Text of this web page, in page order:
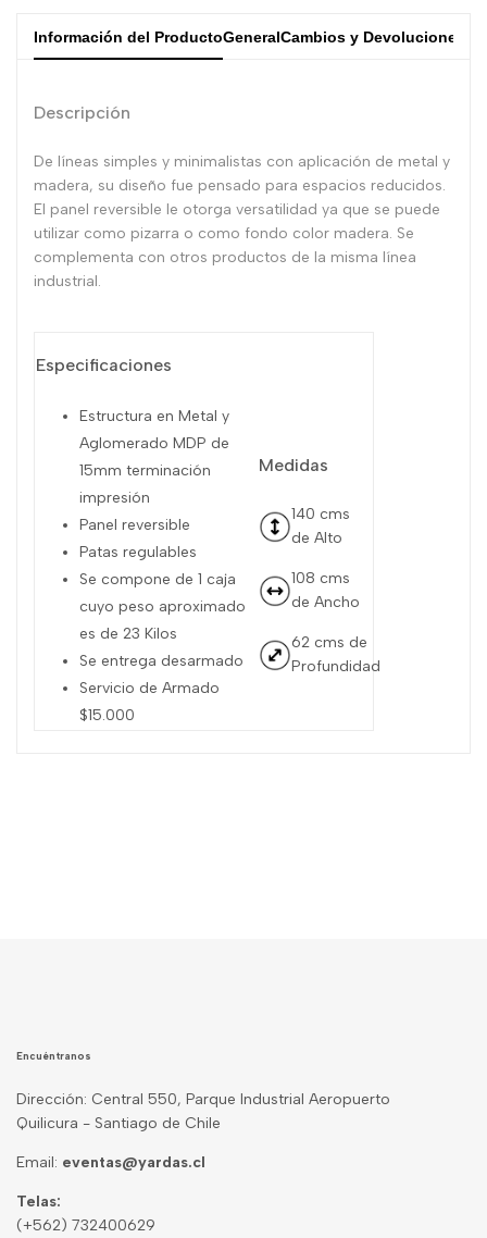
Información del ProductoGeneralCambios y Devoluciones
Descripción
De líneas simples y minimalistas con aplicación de metal y
madera, su diseño fue pensado para espacios reducidos.
El panel reversible le otorga versatilidad ya que se puede
utilizar como pizarra o como fondo color madera. Se
complementa con otros productos de la misma línea
industrial.
Especificaciones
Estructura en Metal y
Aglomerado MDP de
15mm terminación
impresión
Panel reversible
Patas regulables
Se compone de 1 caja
cuyo peso aproximado
es de 23 Kilos
Se entrega desarmado
Servicio de Armado
$15.000
Medidas
140 cms
de Alto
108 cms
de Ancho
62 cms de
Profundidad
Encuéntranos
Dirección: Central 550, Parque Industrial Aeropuerto
Quilicura - Santiago de Chile
Email: eventas@yardas.cl
Telas:
(+562) 732400629